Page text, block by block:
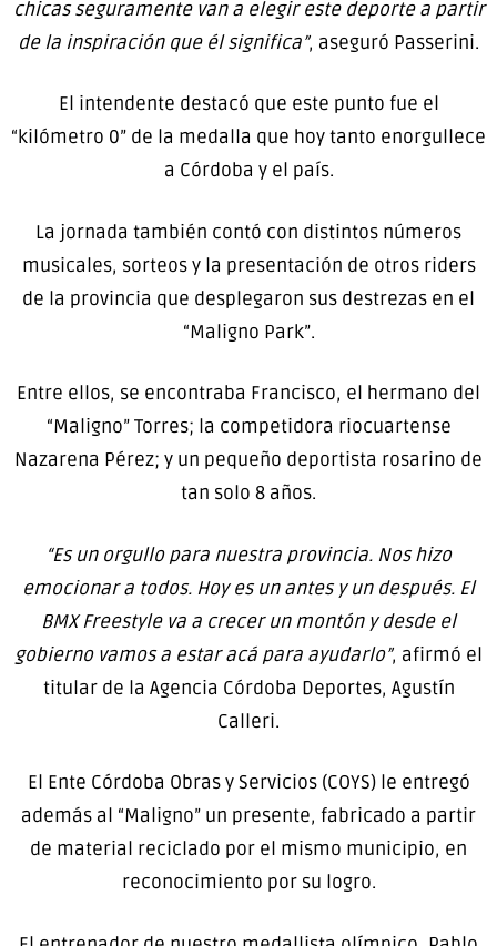
chicas seguramente van a elegir este deporte a partir
de la inspiración que él significa”, aseguró Passerini.
El intendente destacó que este punto fue el
“kilómetro 0” de la medalla que hoy tanto enorgullece
a Córdoba y el país.
La jornada también contó con distintos números
musicales, sorteos y la presentación de otros riders
de la provincia que desplegaron sus destrezas en el
“Maligno Park”.
Entre ellos, se encontraba Francisco, el hermano del
“Maligno” Torres; la competidora riocuartense
Nazarena Pérez; y un pequeño deportista rosarino de
tan solo 8 años.
“Es un orgullo para nuestra provincia. Nos hizo
emocionar a todos. Hoy es un antes y un después. El
BMX Freestyle va a crecer un montón y desde el
gobierno vamos a estar acá para ayudarlo”, afirmó el
titular de la Agencia Córdoba Deportes, Agustín
Calleri.
El Ente Córdoba Obras y Servicios (COYS) le entregó
además al “Maligno” un presente, fabricado a partir
de material reciclado por el mismo municipio, en
reconocimiento por su logro.